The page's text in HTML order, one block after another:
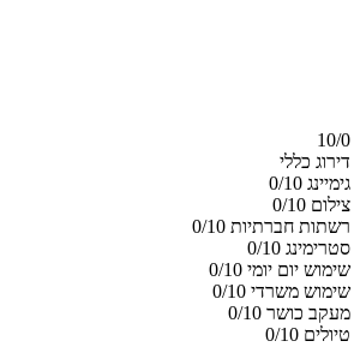
10/0
דירוג כללי
גימיינג 0/10
צילום 0/10
רשתות חברתיות 0/10
סטרימינג 0/10
שימוש יום יומי 0/10
שימוש משרדי 0/10
מעקב כושר 0/10
טיולים 0/10